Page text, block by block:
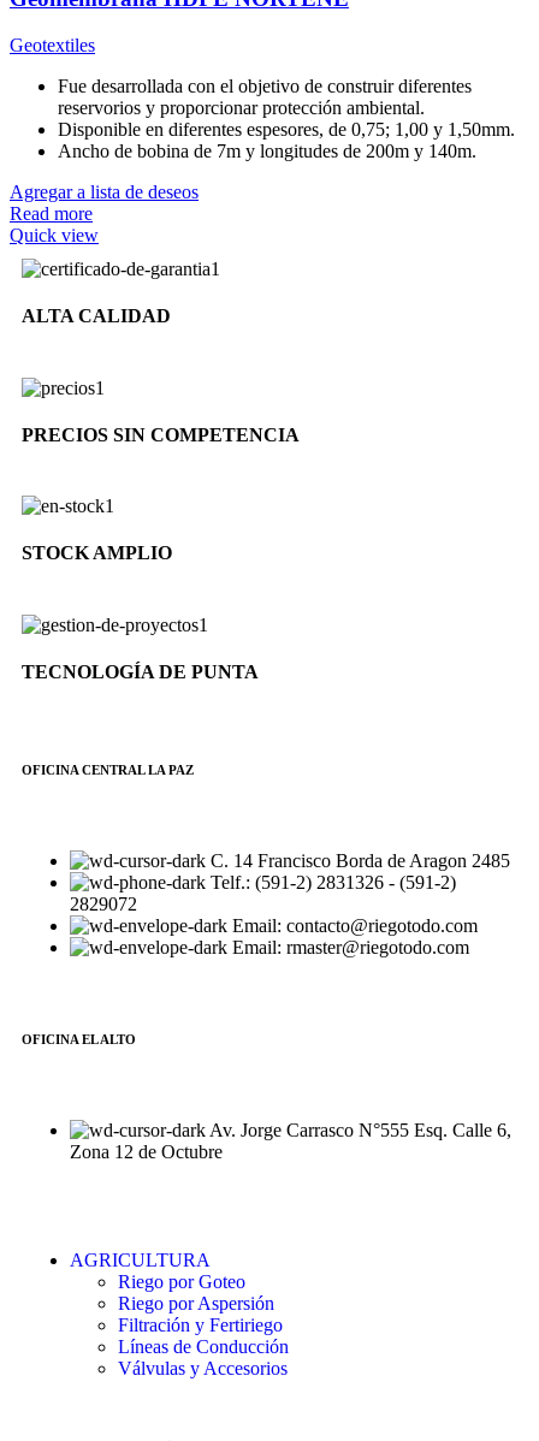
Geotextiles
Fue desarrollada con el objetivo de construir diferentes
reservorios y proporcionar protección ambiental.
Disponible en diferentes espesores, de 0,75; 1,00 y 1,50mm.
Ancho de bobina de 7m y longitudes de 200m y 140m.
Agregar a lista de deseos
Read more
Quick view
ALTA CALIDAD
PRECIOS SIN COMPETENCIA
STOCK AMPLIO
TECNOLOGÍA DE PUNTA
OFICINA CENTRAL LA PAZ
C. 14 Francisco Borda de Aragon 2485
Telf.: (591-2) 2831326 - (591-2)
2829072
Email: contacto@riegotodo.com
Email: rmaster@riegotodo.com
OFICINA EL ALTO
Av. Jorge Carrasco N°555 Esq. Calle 6,
Zona 12 de Octubre
AGRICULTURA
Riego por Goteo
Riego por Aspersión
Filtración y Fertiriego
Líneas de Conducción
Válvulas y Accesorios